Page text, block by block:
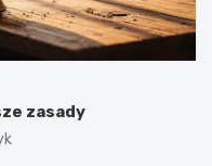
zasady